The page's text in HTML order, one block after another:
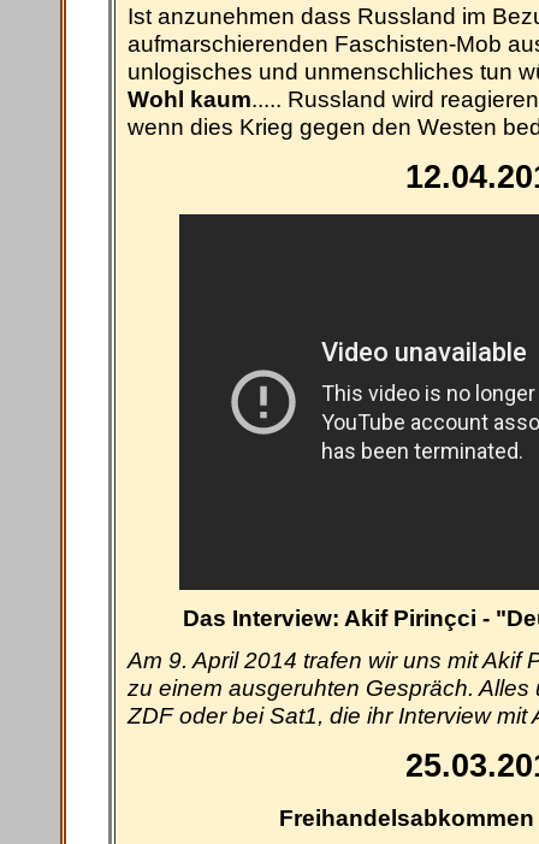
Ist anzunehmen dass Russland im
aufmarschierenden Faschisten-Mob
unlogisches und unmenschliches tun
Wohl kaum..... Russland wird
wenn dies Krieg gegen den Westen
Das Interview: Akif Pirinçci -
Am 9. April 2014 trafen wir uns mit Akif
zu einem ausgeruhten Gespräch. Alles
ZDF oder bei Sat1, die ihr Interview mit